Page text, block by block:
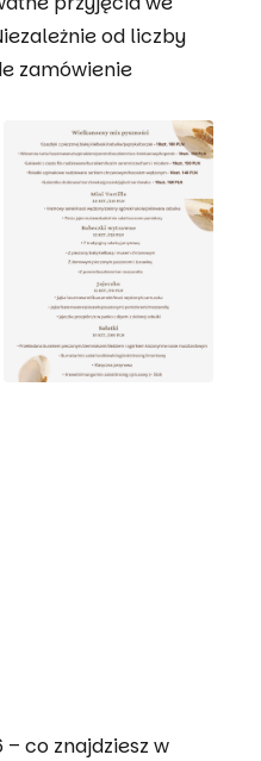
od liczby
zamówienie
co znajdziesz w